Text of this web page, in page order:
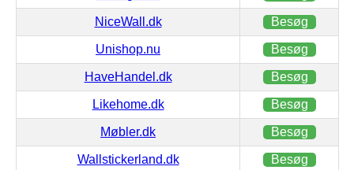
NiceWall.dk Besøg
Unishop.nu Besøg
HaveHandel.dk Besøg
Likehome.dk Besøg
Møbler.dk Besøg
Wallstickerland.dk Besøg